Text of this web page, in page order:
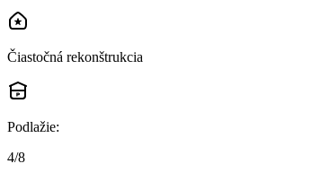
Čiastočná rekonštrukcia
Podlažie:
4/8